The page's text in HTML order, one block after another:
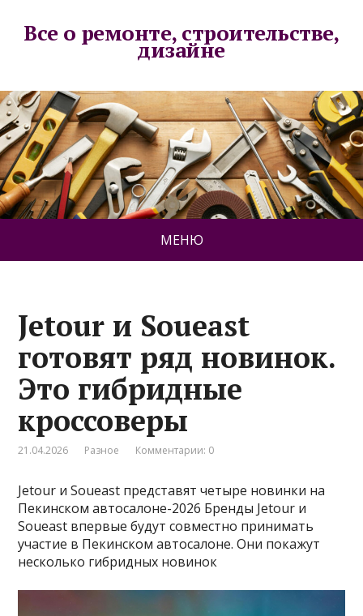
Все о ремонте, строительстве,
дизайне
МЕНЮ
Jetour и Soueast
готовят ряд новинок.
Это гибридные
кроссоверы
21.04.2026 Разное Комментарии: 0
Jetour и Soueast представят четыре новинки на
Пекинском автосалоне-2026 Бренды Jetour и
Soueast впервые будут совместно принимать
участие в Пекинском автосалоне. Они покажут
несколько гибридных новинок